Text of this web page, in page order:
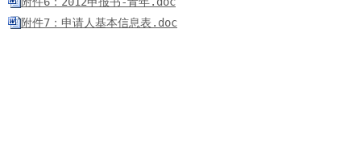
附件7：申请人基本信息表.doc